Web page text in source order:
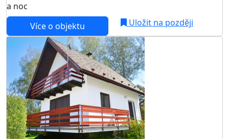
a noc
Více o objektu Uložit na později